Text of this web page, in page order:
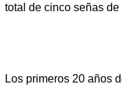
total de cinco señas
Los primeros 20 años